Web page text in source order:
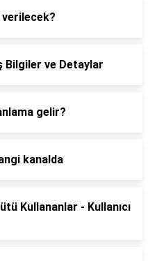
verilecek?
Bilgiler ve Detaylar
gelir?
kanalda
Kullananlar - Kullanıcı